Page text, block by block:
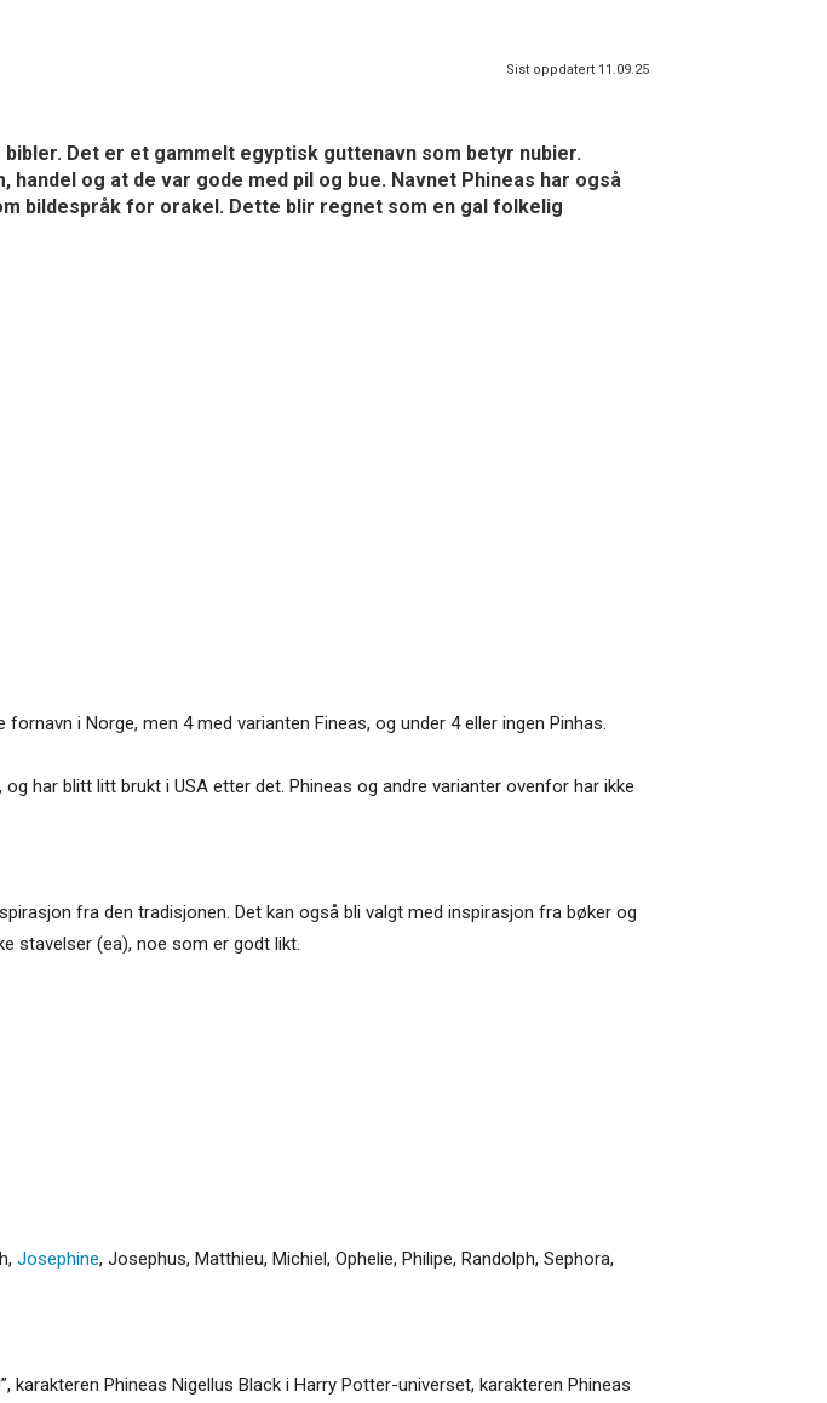
Sist oppdatert 11.09.25
Det er et gammelt egyptisk guttenavn som betyr nubier.
og at de var gode med pil og bue. Navnet Phineas har også
bildespråk for orakel. Dette blir regnet som en gal folkelig
i Norge, men 4 med varianten Fineas, og under 4 eller ingen Pinhas.
har blitt litt brukt i USA etter det. Phineas og andre varianter ovenfor har ikke
fra den tradisjonen. Det kan også bli valgt med inspirasjon fra bøker og
stavelser (ea), noe som er godt likt.
, Josephine, Josephus, Matthieu, Michiel, Ophelie, Philipe, Randolph, Sephora,
karakteren Phineas Nigellus Black i Harry Potter-universet, karakteren Phineas